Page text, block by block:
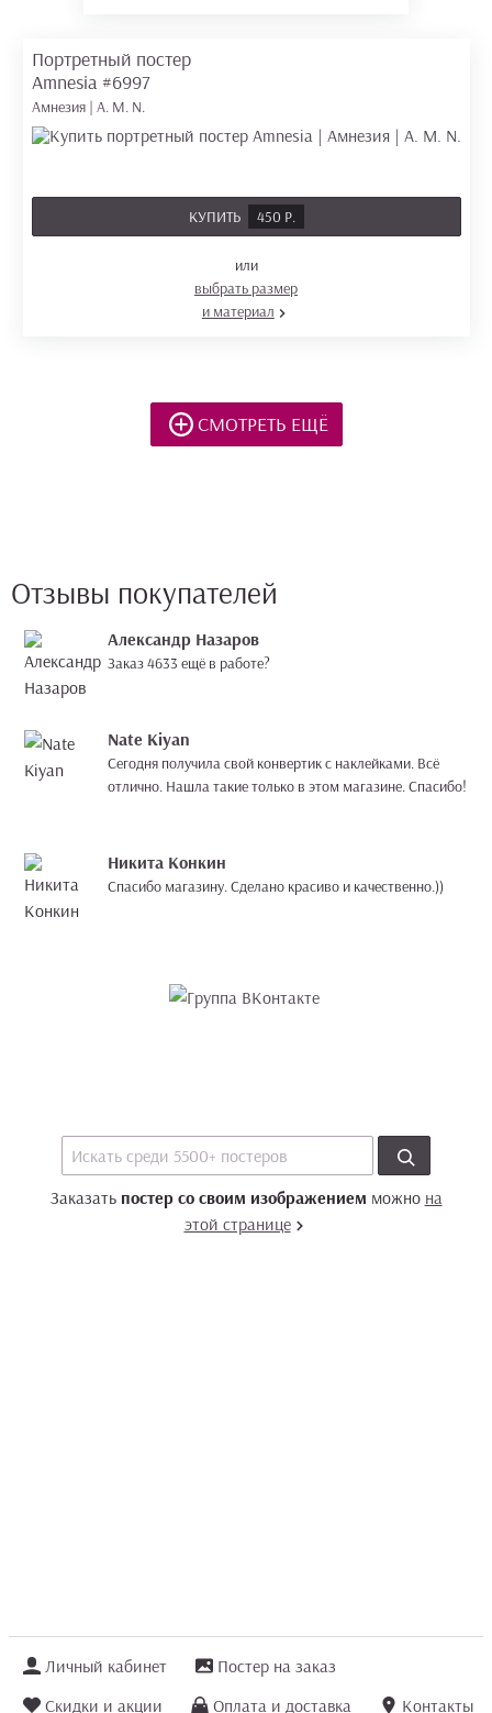
Портретный постер
Amnesia #6997
Амнезия | A. M. N.
КУПИТЬ 450 Р.
или
выбрать размер
и материал
СМОТРЕТЬ ЕЩЁ
Отзывы покупателей
Александр Назаров
Заказ 4633 ещё в работе?
Nate Kiyan
Сегодня получила свой конвертик с наклейками. Всё
отлично. Нашла такие только в этом магазине. Спасибо!
Никита Конкин
Спасибо магазину. Сделано красиво и качественно.))
Заказать постер со своим изображением можно на
этой странице
Личный кабинет
Постер на заказ
Скидки и акции
Оплата и доставка Контакты